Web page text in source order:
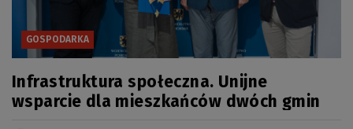
GOSPODARKA
Infrastruktura społeczna. Unijne
wsparcie dla mieszkańców dwóch gmin